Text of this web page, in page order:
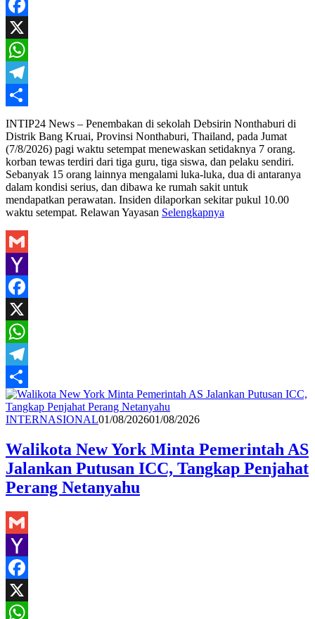
Yahoo
Mail
Facebook
X
WhatsApp
Telegram
Share
INTIP24 News – Penembakan di sekolah Debsirin Nonthaburi di
Distrik Bang Kruai, Provinsi Nonthaburi, Thailand, pada Jumat
(7/8/2026) pagi waktu setempat menewaskan setidaknya 7 orang.
korban tewas terdiri dari tiga guru, tiga siswa, dan pelaku sendiri.
Sebanyak 15 orang lainnya mengalami luka-luka, dua di antaranya
dalam kondisi serius, dan dibawa ke rumah sakit untuk
mendapatkan perawatan. Insiden dilaporkan sekitar pukul 10.00
waktu setempat. Relawan Yayasan Selengkapnya
Gmail
Yahoo
Mail
Facebook
X
WhatsApp
Telegram
Share
INTERNASIONALRedaksi
01/08/202601/08/2026
Walikota New York Minta Pemerintah AS
Jalankan Putusan ICC, Tangkap Penjahat
Perang Netanyahu
Gmail
Yahoo
Mail
Facebook
X